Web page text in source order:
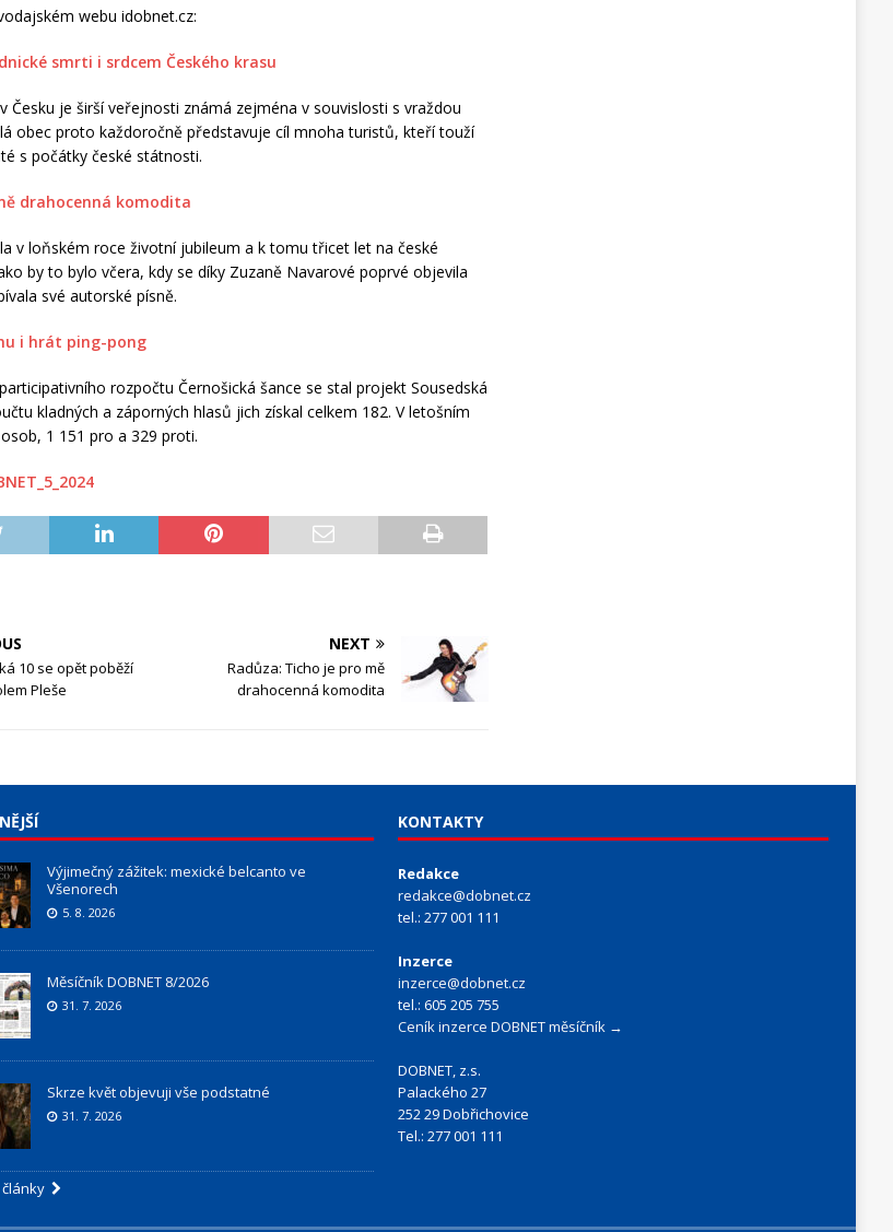
webu idobnet.cz:
smrti i srdcem Českého krasu
Česku je širší veřejnosti známá zejména v souvislosti s vraždou
obec proto každoročně představuje cíl mnoha turistů, kteří touží
s počátky české státnosti.
drahocenná komodita
v loňském roce životní jubileum a k tomu třicet let na české
by to bylo včera, kdy se díky Zuzaně Navarové poprvé objevila
své autorské písně.
i hrát ping-pong
rozpočtu Černošická šance se stal projekt Sousedská
kladných a záporných hlasů jich získal celkem 182. V letošním
1 151 pro a 329 proti.
10 se opět poběží
Pleše
NEXT
Radůza: Ticho je pro mě
drahocenná komodita
Výjimečný zážitek: mexické belcanto ve
Všenorech
5. 8. 2026
Měsíčník DOBNET 8/2026
31. 7. 2026
Skrze květ objevuji vše podstatné
31. 7. 2026
KONTAKTY
Redakce
redakce@dobnet.cz
tel.: 277 001 111
Inzerce
inzerce@dobnet.cz
tel.: 605 205 755
Ceník inzerce DOBNET měsíčník →
DOBNET, z.s.
Palackého 27
252 29 Dobřichovice
Tel.: 277 001 111